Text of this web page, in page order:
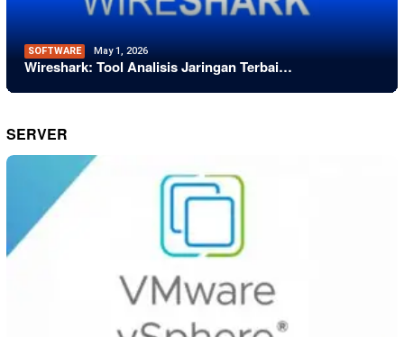
SOFTWARE May 1, 2026
Wireshark: Tool Analisis Jaringan Terbai…
SERVER